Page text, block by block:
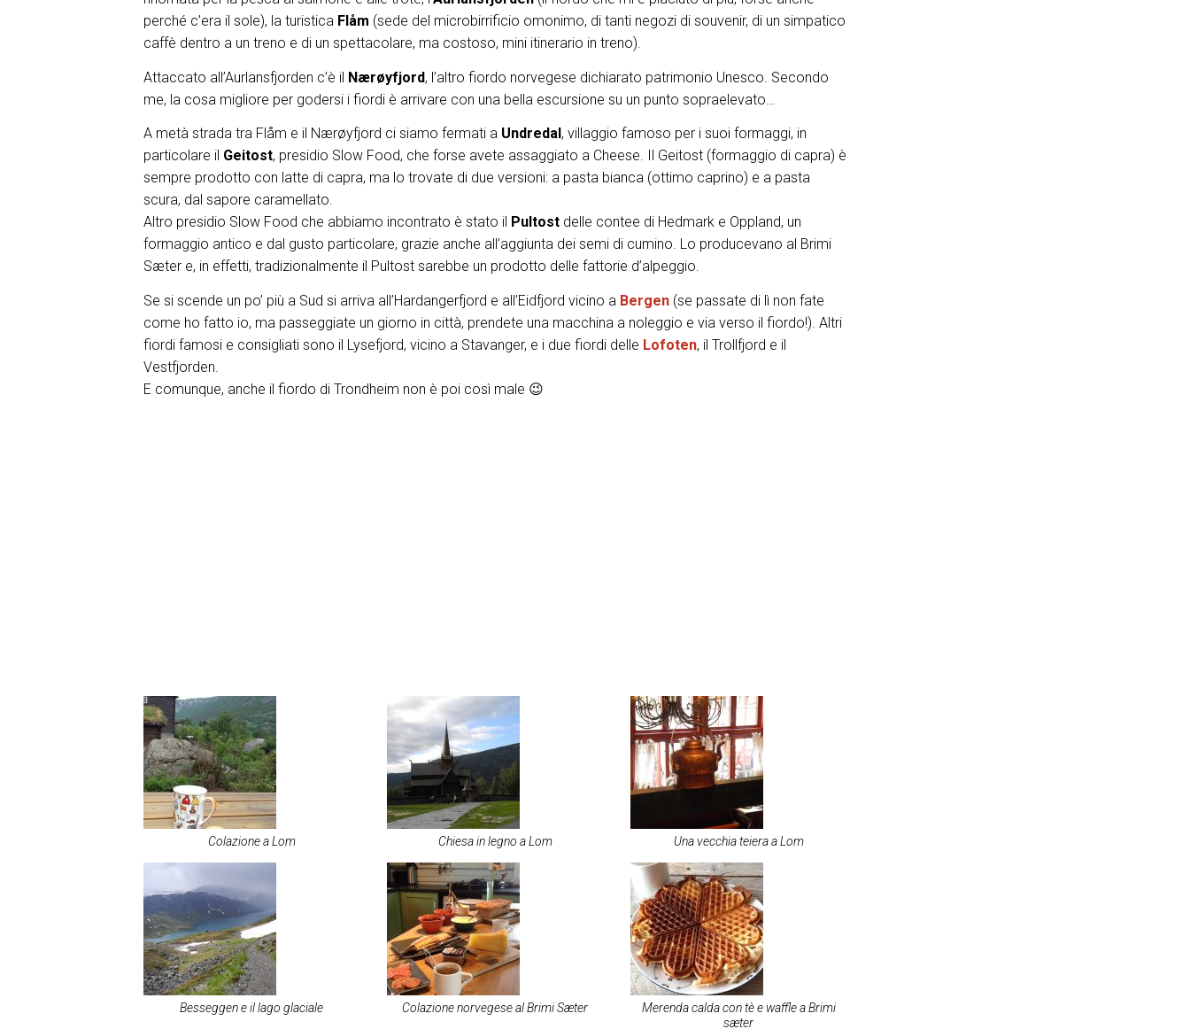
perché c’era il sole), la turistica Flåm (sede del microbirrificio omonimo, di tanti negozi di souvenir, di un simpatico
caffè dentro a un treno e di un spettacolare, ma costoso, mini itinerario in treno).
Attaccato all’Aurlansfjorden c’è il Nærøyfjord, l’altro fiordo norvegese dichiarato patrimonio Unesco. Secondo
me, la cosa migliore per godersi i fiordi è arrivare con una bella escursione su un punto sopraelevato…
A metà strada tra Flåm e il Nærøyfjord ci siamo fermati a Undredal , villaggio famoso per i suoi formaggi, in
particolare il Geitost, presidio Slow Food, che forse avete assaggiato a Cheese. Il Geitost (formaggio di capra) è
sempre prodotto con latte di capra, ma lo trovate di due versioni: a pasta bianca (ottimo caprino) e a pasta
scura, dal sapore caramellato.
Altro presidio Slow Food che abbiamo incontrato è stato il Pultostdelle contee di Hedmark e Oppland, un
formaggio antico e dal gusto particolare, grazie anche all’aggiunta dei semi di cumino. Lo producevano al Brimi
Sæter e, in effetti, tradizionalmente il Pultost sarebbe un prodotto delle fattorie d’alpeggio.
Se si scende un po’ più a Sud si arriva all’Hardangerfjord e all’Eidfjord vicino a Bergen(se passate di lì non fate
come ho fatto io, ma passeggiate un giorno in città, prendete una macchina a noleggio e via verso il fiordo!). Altri
fiordi famosi e consigliati sono il Lysefjord, vicino a Stavanger, e i due fiordi delle Lofoten, il Trollfjord e il
Vestfjorden.
E comunque, anche il fiordo di Trondheim non è poi così male 😉
Colazione a Lom Chiesa in legno a Lom Una vecchia teiera a Lom
Besseggen e il lago glaciale Colazione norvegese al Brimi Sæter
Merenda calda con tè e waffle a Brimi
sæter